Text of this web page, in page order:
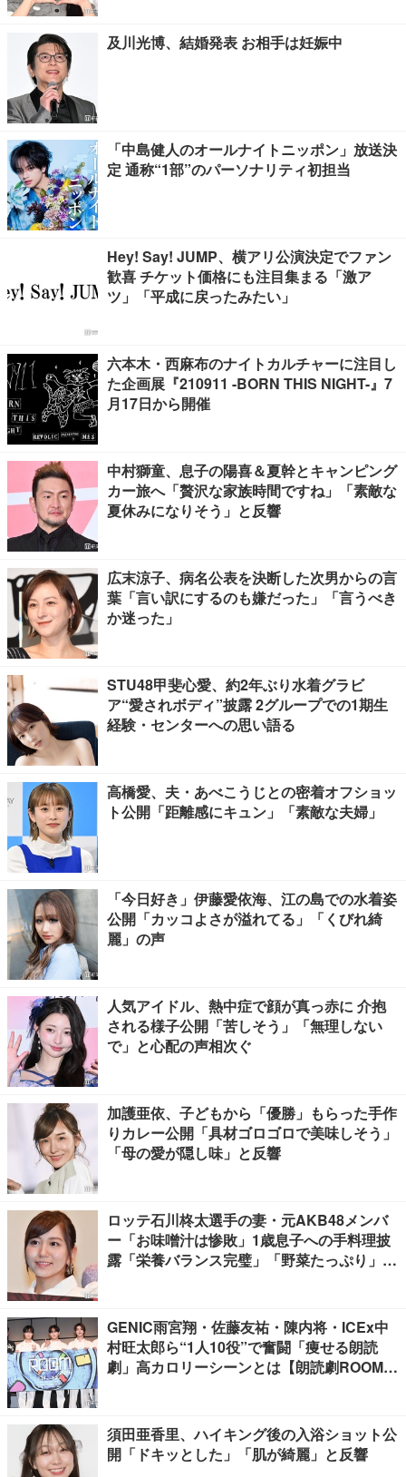
及川光博、結婚発表 お相手は妊娠中
「中島健人のオールナイトニッポン」放送決
定 通称“1部”のパーソナリティ初担当
Hey! Say! JUMP、横アリ公演決定でファン
歓喜 チケット価格にも注目集まる「激ア
ツ」「平成に戻ったみたい」
六本木・西麻布のナイトカルチャーに注目し
た企画展『210911 -BORN THIS NIGHT-』7
月17日から開催
中村獅童、息子の陽喜＆夏幹とキャンピング
カー旅へ「贅沢な家族時間ですね」「素敵な
夏休みになりそう」と反響
広末涼子、病名公表を決断した次男からの言
葉「言い訳にするのも嫌だった」「言うべき
か迷った」
STU48甲斐心愛、約2年ぶり水着グラビ
ア“愛されボディ”披露 2グループでの1期生
経験・センターへの思い語る
高橋愛、夫・あべこうじとの密着オフショッ
ト公開「距離感にキュン」「素敵な夫婦」
「今日好き」伊藤愛依海、江の島での水着姿
公開「カッコよさが溢れてる」「くびれ綺
麗」の声
人気アイドル、熱中症で顔が真っ赤に 介抱
される様子公開「苦しそう」「無理しない
で」と心配の声相次ぐ
加護亜依、子どもから「優勝」もらった手作
りカレー公開「具材ゴロゴロで美味しそう」
「母の愛が隠し味」と反響
ロッテ石川柊太選手の妻・元AKB48メンバ
ー「お味噌汁は惨敗」1歳息子への手料理披
露「栄養バランス完璧」「野菜たっぷり」の
GENIC雨宮翔・佐藤友祐・陳内将・ICEx中
村旺太郎ら“1人10役”で奮闘「痩せる朗読
劇」高カロリーシーンとは【朗読劇ROOM2
須田亜香里、ハイキング後の入浴ショット公
開「ドキッとした」「肌が綺麗」と反響